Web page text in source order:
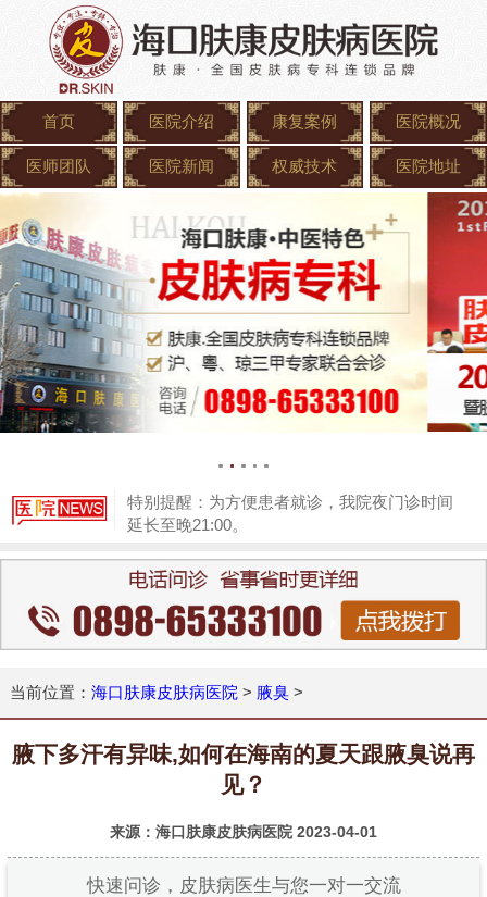
首页 医院介绍 康复案例 医院概况
医师团队 医院新闻 权威技术 医院地址
特别提醒：为方便患者就诊，我院夜门诊时间
延长至晚21:00。
当前位置： 海口肤康皮肤病医院 > 腋臭>
腋下多汗有异味,如何在海南的夏天跟腋臭说再
见？
来源：海口肤康皮肤病医院 2023-04-01
快速问诊，皮肤病医生与您一对一交流